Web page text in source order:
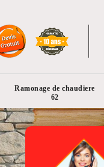
Ramonage de chaudiere
62